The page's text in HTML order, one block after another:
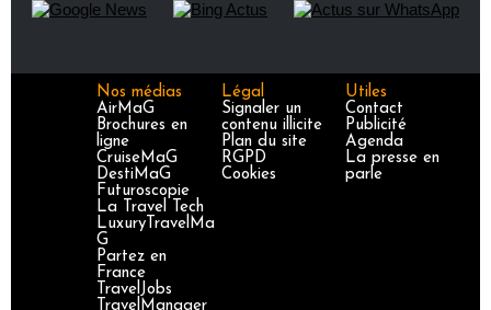
Nos médias
AirMaG
Brochures en
ligne
CruiseMaG
DestiMaG
Futuroscopie
La Travel Tech
LuxuryTravelMa
G
Partez en
France
TravelJobs
TravelManager
Légal
Signaler un
contenu illicite
Plan du site
RGPD
Cookies
Utiles
Contact
Publicité
Agenda
La presse en
parle